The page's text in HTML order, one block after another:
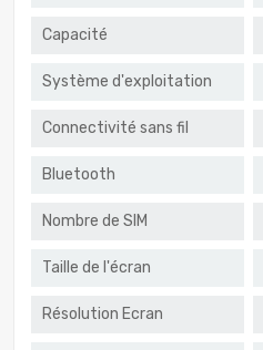
Capacité
Système d'exploitation
Connectivité sans fil
Bluetooth
Nombre de SIM
Taille de l'écran
Résolution Ecran